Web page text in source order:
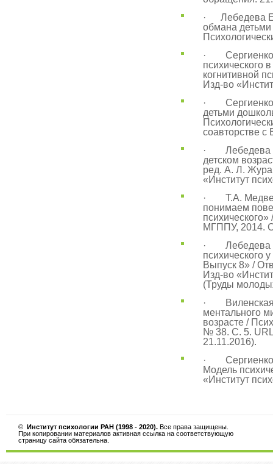
· Лебедева
обмана
· Сергиенко
психического
когнитивной
Изд-во
· Сергиенко
детьми
соавторстве с
· Лебедева
детском
ред. А. Л.
«Институт
· Т.А.
понимаем
МГППУ, 2014.
· Лебедева
психического
Выпуск 8» /
Изд-во
(Труды
· Виленская
ментального
возрасте /
№ 38. С. 5.
21.11.2016).
· Сергиенко
Модель
«Институт
© Институт психологии РАН (1998 - 2020). Все права защищены.
При копировании материалов активная ссылка на соответствующую
страницу сайта обязательна.